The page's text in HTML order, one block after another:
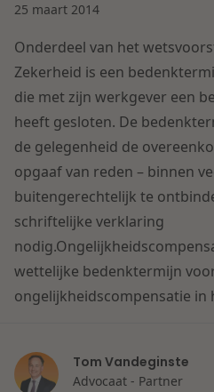
IE & Innovatie
Herstructurering &
Energie
Zorg & Sociaal domein
Overheid & Omgeving
Lees meer
Dichtbij de kansen en
woningbouw
Over Dirkzwager
Internationale partners
Nieuws
Werken bij
Contact
Nederlands
25 maart 2014
Onderdeel van het
Zekerheid is een
die met zijn werkgever een
heeft gesloten. De
de gelegenheid de
opgaaf van reden – binnen
buitengerechtelijk te
schriftelijke verklaring
wettelijke bedenktermijn
ongelijkheidscompensatie in
Tom Vandeginste
Advocaat - Partner